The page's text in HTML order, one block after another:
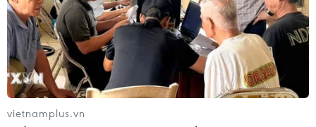
cân bằng, bền vững cho toàn vùng.
vietnamplus.vn